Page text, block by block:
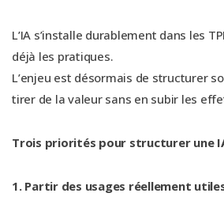
L’IA s’installe durablement dans les
déjà les pratiques.
L’enjeu est désormais de structurer
tirer de la valeur sans en subir les
Trois priorités pour structurer une
1. Partir des usages réellement